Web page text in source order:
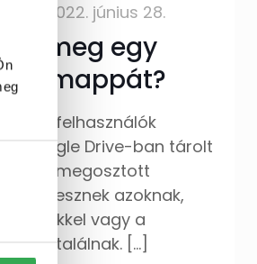
2022. június 28.
meg egy
mappát?
felhasználók
Google Drive-ban tárolt
A megosztott
lesznek azoknak,
a linkkel vagy a
rátalálnak. […]